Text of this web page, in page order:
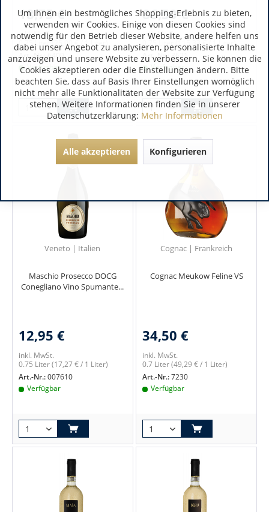
18,75 €
inkl. MwSt.
0.75 Liter(25,00 € / 1 Liter)
Art.-Nr.:6409
Verfügbar
86,50 €
inkl. MwSt.
(115,33 € / 1 Liter)
Art.-Nr.:3621
Verfügbar
Veneto | Italien
Maschio Prosecco DOCG
Conegliano Vino Spumante...
12,95 €
inkl. MwSt.
0.75 Liter(17,27 € / 1 Liter)
Art.-Nr.:007610
Verfügbar
Cognac | Frankreich
Cognac Meukow Feline VS
34,50 €
inkl. MwSt.
0.7 Liter(49,29 € / 1 Liter)
Art.-Nr.:7230
Verfügbar
Um Ihnen ein bestmögliches Shopping-Erlebnis zu bieten,
verwenden wir Cookies. Einige von diesen Cookies sind
notwendig für den Betrieb dieser Website, andere helfen uns
dabei unser Angebot zu analysieren, personalisierte Inhalte
anzuzeigen und unsere Website zu verbessern. Sie können die
Cookies akzeptieren oder die Einstellungen ändern. Bitte
beachten Sie, dass auf Basis Ihrer Einstellungen womöglich
nicht mehr alle Funktionalitäten der Website zur Verfügung
stehen. Weitere Informationen finden Sie in unserer
Datenschutzerklärung: Mehr Informationen
Alle akzeptieren Konfigurieren